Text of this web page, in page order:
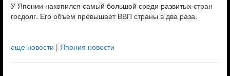
У Японии накопился самый большой среди развитых стран
госдолг. Его объем превышает ВВП страны в два раза.
еще новости | Япония новости